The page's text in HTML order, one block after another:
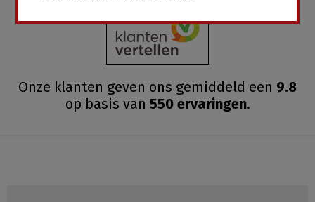
Onze klanten geven ons gemiddeld een 9.8
op basis van 550ervaringen.